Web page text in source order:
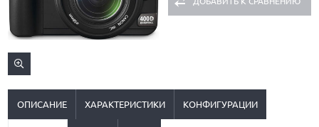
ОПИСАНИЕ ХАРАКТЕРИСТИКИ КОНФИГУРАЦИИ